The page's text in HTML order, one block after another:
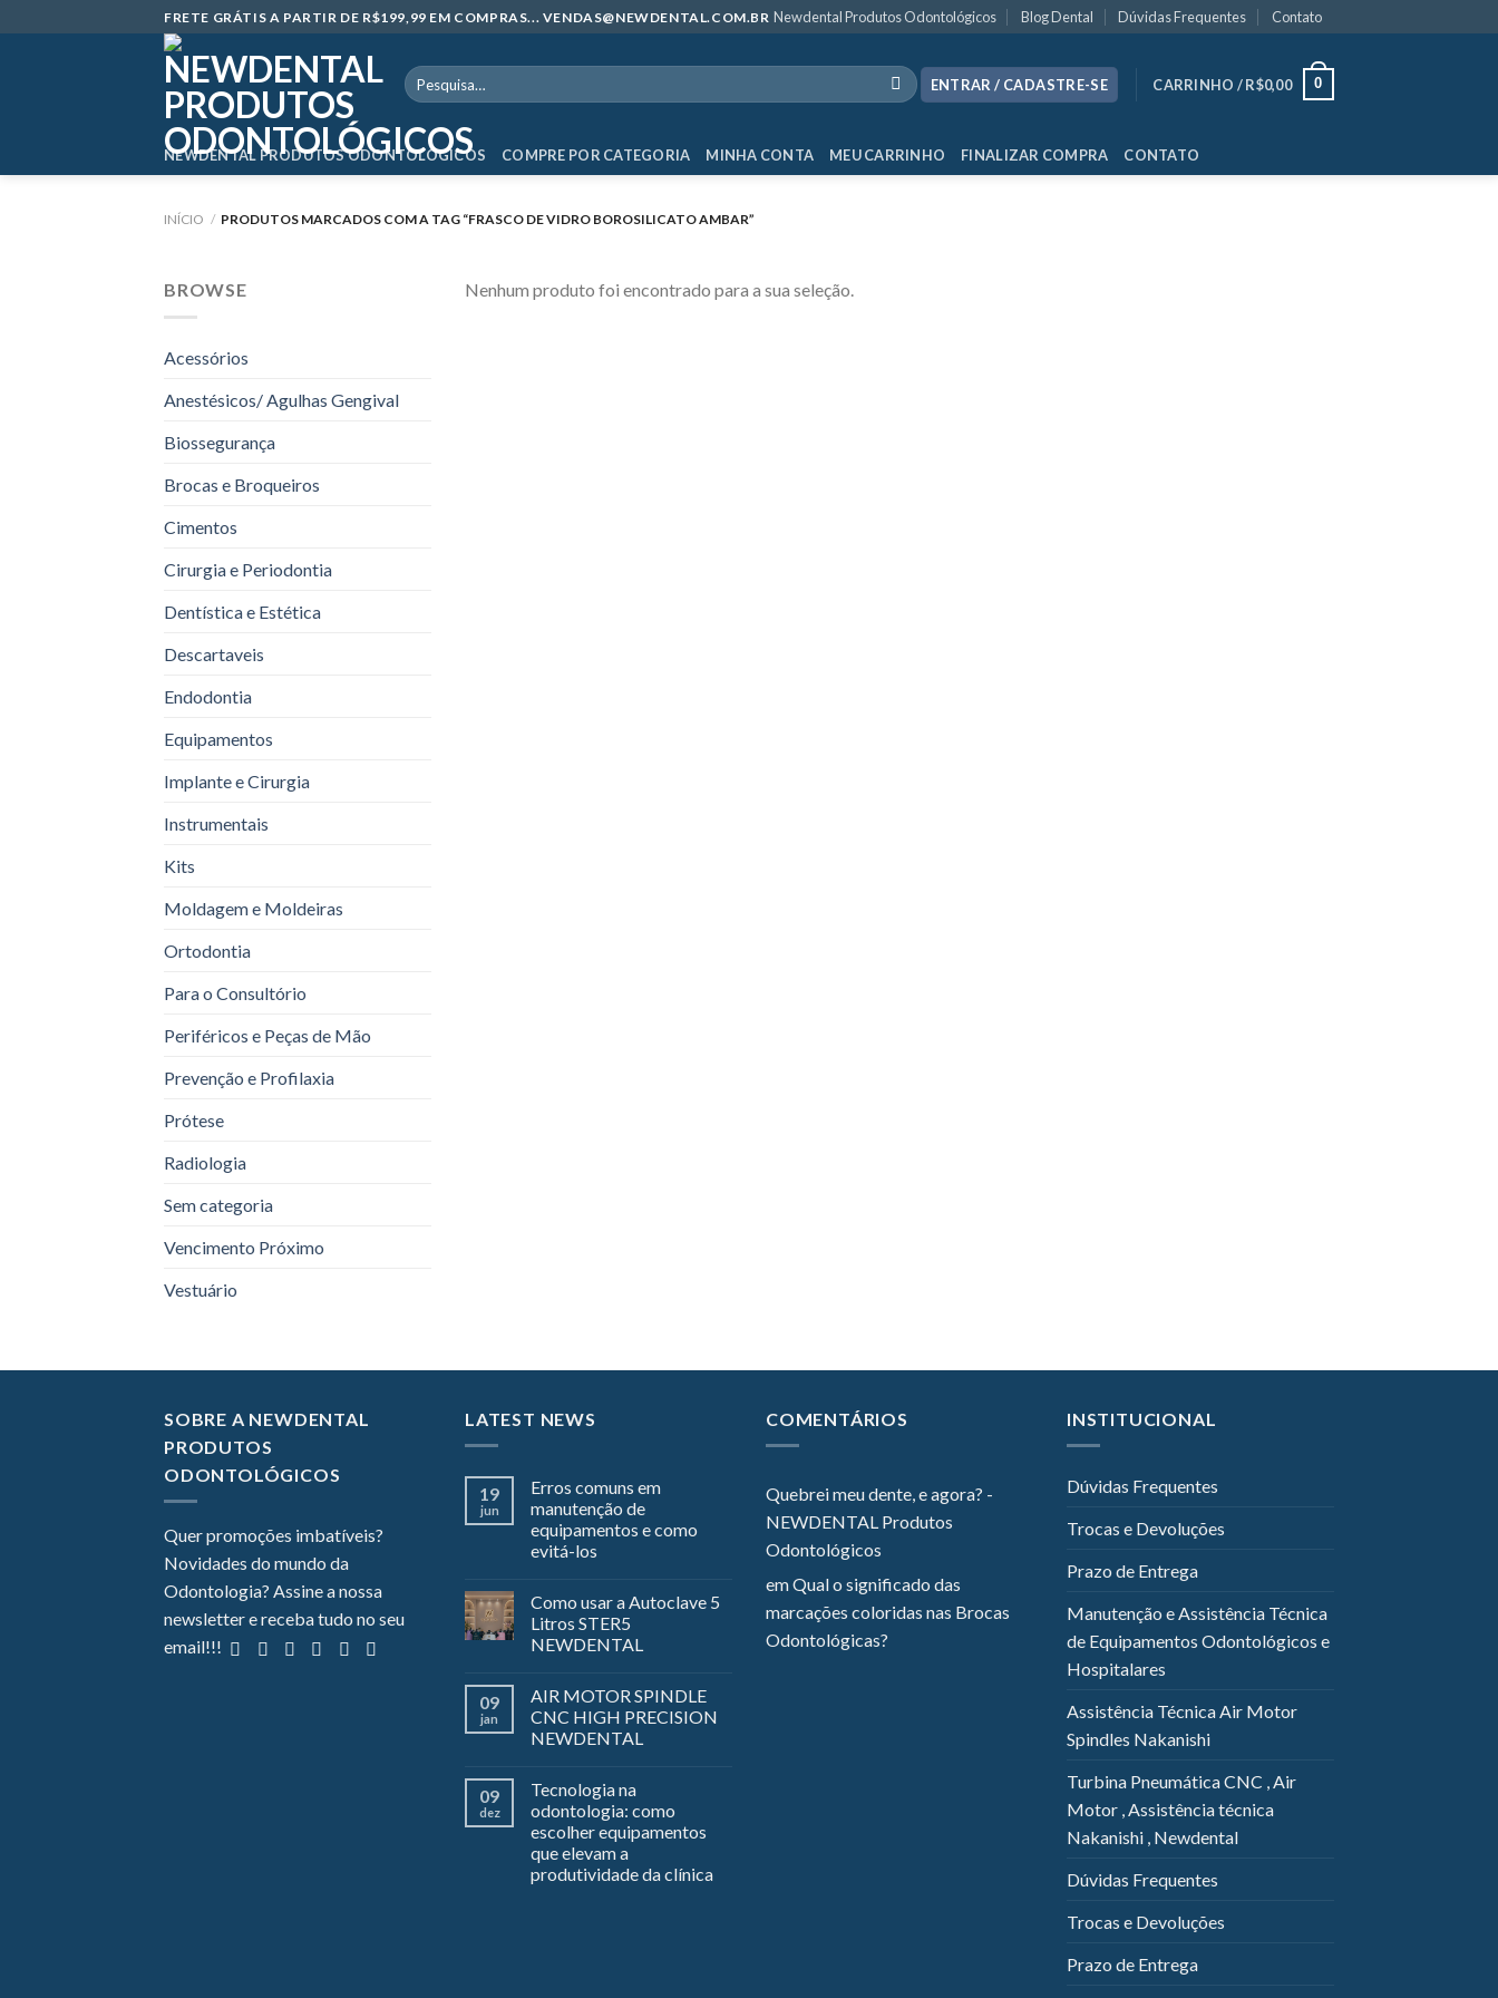
to
FRETE GRÁTIS A PARTIR DE R$199,99 EM COMPRAS... VENDAS@NEWDENTAL.COM.BR Newdental Produtos Odontológicos Blog Dental Dúvidas Frequentes Contato
Pesquisar
por:
ENTRAR / CADASTRE-SE CARRINHO /R$0,00 0
NEWDENTAL PRODUTOS ODONTOLÓGICOS COMPRE POR CATEGORIA MINHA CONTA MEU CARRINHO FINALIZAR COMPRA CONTATO
INÍCIO / PRODUTOS MARCADOS COM A TAG “FRASCO DE VIDRO BOROSILICATO AMBAR”
BROWSE
Acessórios
Anestésicos/ Agulhas Gengival
Biossegurança
Brocas e Broqueiros
Cimentos
Cirurgia e Periodontia
Dentística e Estética
Descartaveis
Endodontia
Equipamentos
Implante e Cirurgia
Instrumentais
Kits
Moldagem e Moldeiras
Ortodontia
Para o Consultório
Periféricos e Peças de Mão
Prevenção e Profilaxia
Prótese
Radiologia
Sem categoria
Vencimento Próximo
Vestuário
Nenhum produto foi encontrado para a sua seleção.
SOBRE A NEWDENTAL
PRODUTOS
ODONTOLÓGICOS
Quer promoções imbatíveis?
Novidades do mundo da
Odontologia? Assine a nossa
newsletter e receba tudo no seu
email!!!
LATEST NEWS
19
jun
Erros comuns em
manutenção de
equipamentos e como
evitá-los
Como usar a Autoclave 5
Litros STER5
NEWDENTAL
09
jan
AIR MOTOR SPINDLE
CNC HIGH PRECISION
NEWDENTAL
09
dez
Tecnologia na
odontologia: como
escolher equipamentos
que elevam a
produtividade da clínica
COMENTÁRIOS
Quebrei meu dente, e agora? -
NEWDENTAL Produtos
Odontológicos
emQual o significado das
marcações coloridas nas Brocas
Odontológicas?
INSTITUCIONAL
Dúvidas Frequentes
Trocas e Devoluções
Prazo de Entrega
Manutenção e Assistência Técnica
de Equipamentos Odontológicos e
Hospitalares
Assistência Técnica Air Motor
Spindles Nakanishi
Turbina Pneumática CNC , Air
Motor , Assistência técnica
Nakanishi , Newdental
Dúvidas Frequentes
Trocas e Devoluções
Prazo de Entrega